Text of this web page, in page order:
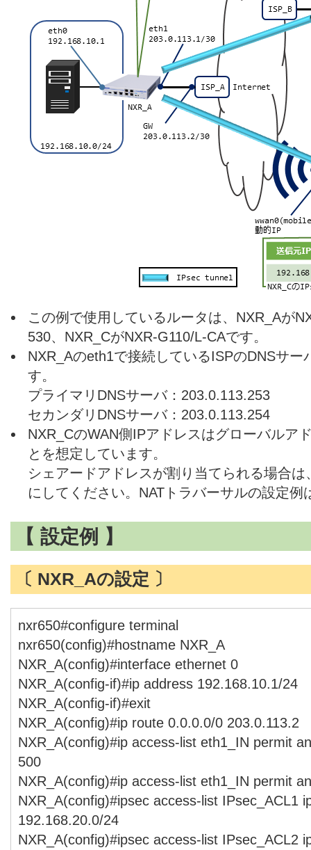
この例で使用しているルータは、NXR_Aが
530、NXR_CがNXR-G110/L-CAです。
NXR_Aのeth1で接続しているISPのDNSサー
す。
プライマリDNSサーバ：203.0.113.253
セカンダリDNSサーバ：203.0.113.254
NXR_CのWAN側IPアドレスはグローバルア
とを想定しています。
シェアードアドレスが割り当てられる場合
にしてください。NATトラバーサルの設定例
【 設定例 】
〔 NXR_Aの設定 〕
nxr650#configure terminal
nxr650(config)#hostname NXR_A
NXR_A(config)#interface ethernet 0
NXR_A(config-if)#ip address 192.168.10.1/24
NXR_A(config-if)#exit
NXR_A(config)#ip route 0.0.0.0/0 203.0.113.2
NXR_A(config)#ip access-list eth1_IN permit
500
NXR_A(config)#ip access-list eth1_IN permit
NXR_A(config)#ipsec access-list IPsec_ACL1
192.168.20.0/24
NXR_A(config)#ipsec access-list IPsec_ACL2